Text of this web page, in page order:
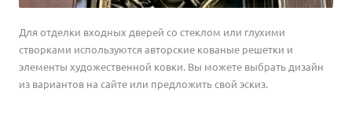
Для отделки входных дверей со стеклом или глухими
створками используются авторские кованые решетки и
элементы художественной ковки. Вы можете выбрать дизайн
из вариантов на сайте или предложить свой эскиз.